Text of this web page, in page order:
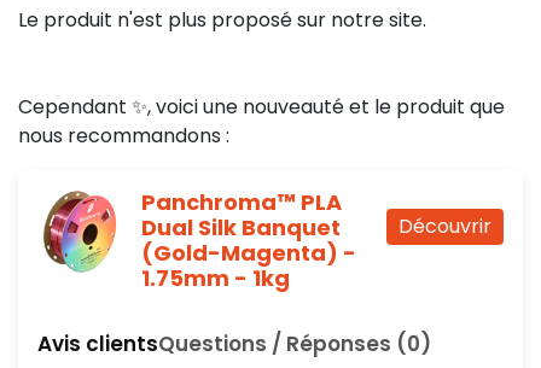
Le produit n'est plus proposé sur notre site.
Cependant ✨, voici une nouveauté et le produit que
nous recommandons :
Découvrir
Panchroma™ PLA
Dual Silk Banquet
(Gold-Magenta) -
1.75mm - 1kg
Avis clientsQuestions / Réponses (0)